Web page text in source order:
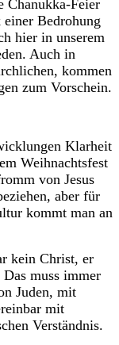
Chanukka-Feier
Bedrohung
hier in unserem
Auch in
kommen
zum Vorschein.
Klarheit
Weihnachtsfest
von Jesus
aber für
kommt man an
kein Christ, er
muss immer
Juden, mit
mit
Verständnis.